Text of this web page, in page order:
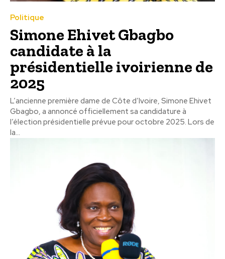
Politique
Simone Ehivet Gbagbo
candidate à la
présidentielle ivoirienne de
2025
L’ancienne première dame de Côte d’Ivoire, Simone Ehivet
Gbagbo, a annoncé officiellement sa candidature à
l’élection présidentielle prévue pour octobre 2025. Lors de
la...